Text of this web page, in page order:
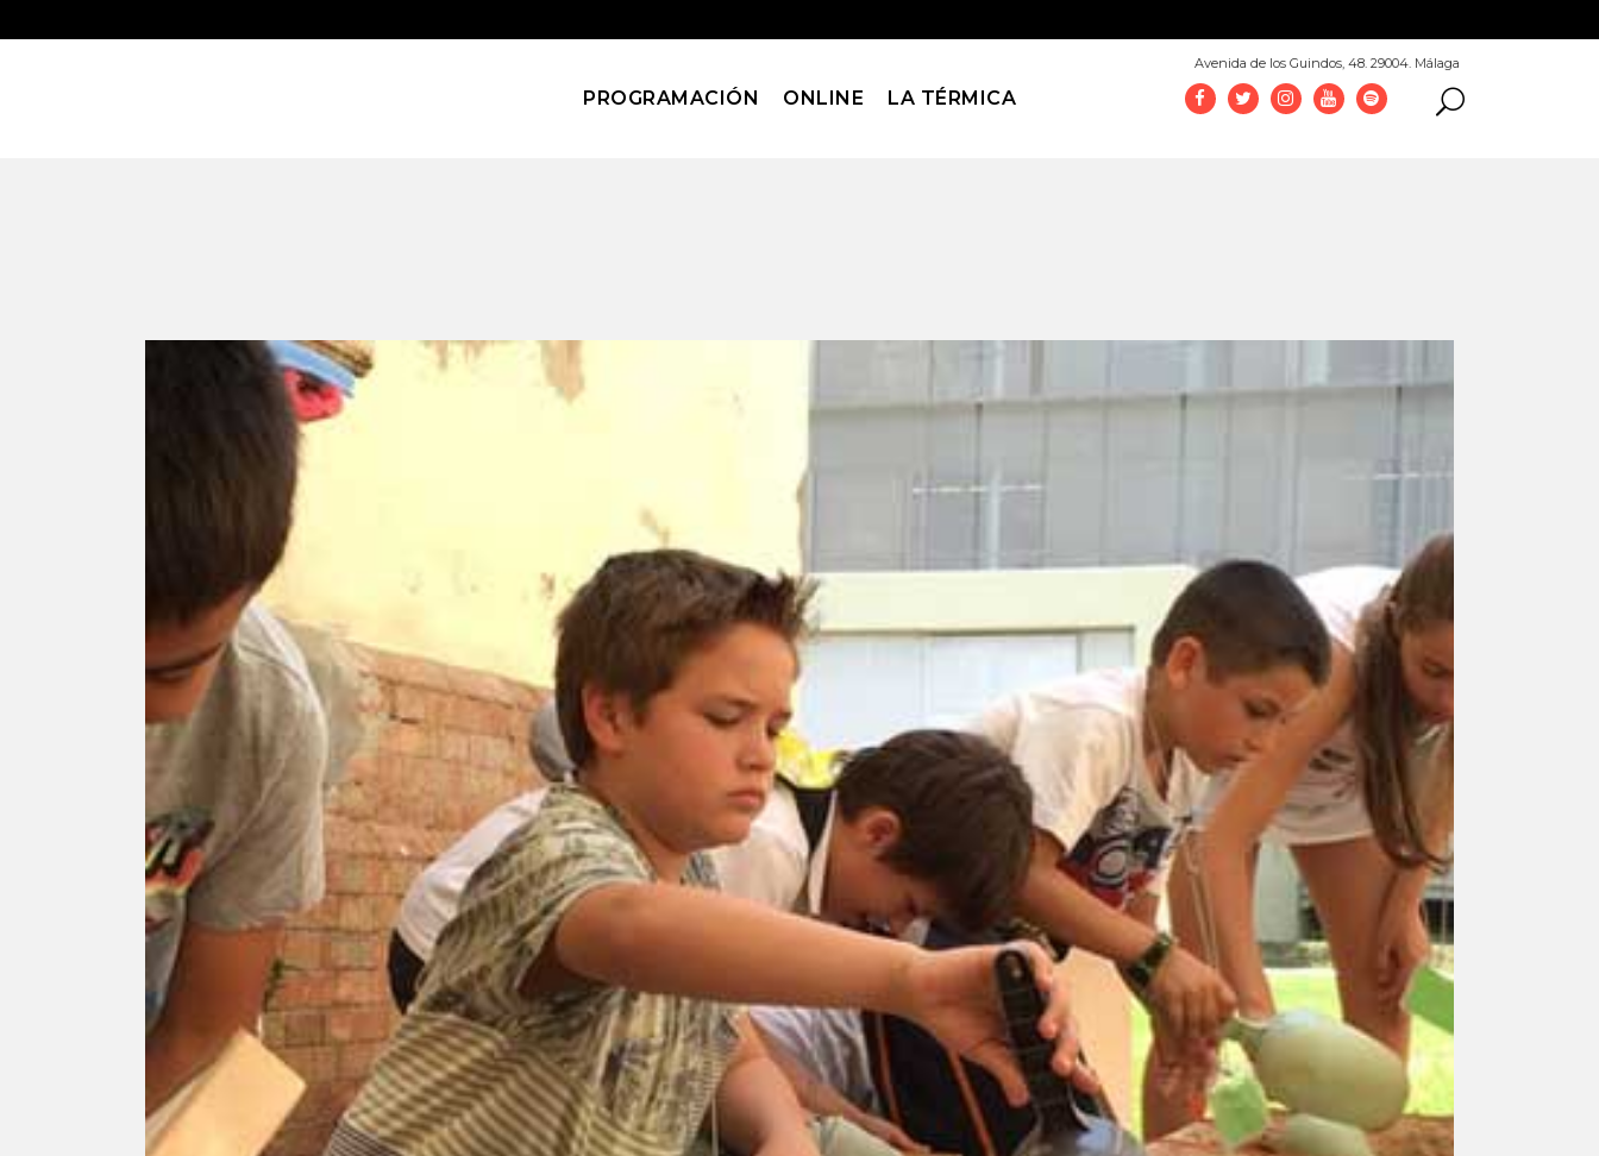
Avenida de los Guindos, 48. 29004. Málaga
PROGRAMACIÓN ONLINE LA TÉRMICA
egiptología y momificación